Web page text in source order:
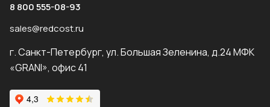
8 800 555-08-93
sales@redcost.ru
г. Санкт-Петербург, ул. Большая Зеленина, д.24 МФК
«GRANI», офис 41